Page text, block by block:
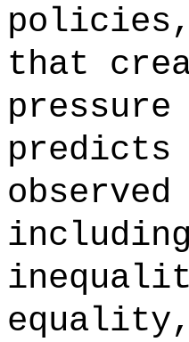
policies,
that
predicts